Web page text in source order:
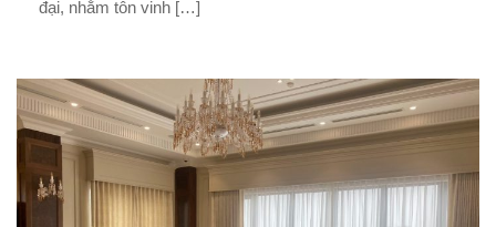
đại, nhằm tôn vinh […]